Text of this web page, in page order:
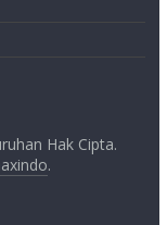
Hak Cipta.
.